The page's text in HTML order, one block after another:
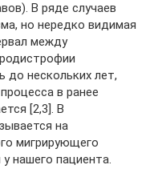
В ряде случаев
но нередко видимая
между
до нескольких лет,
в ранее
[2,3]. В
на
мигрирующего
нашего пациента.